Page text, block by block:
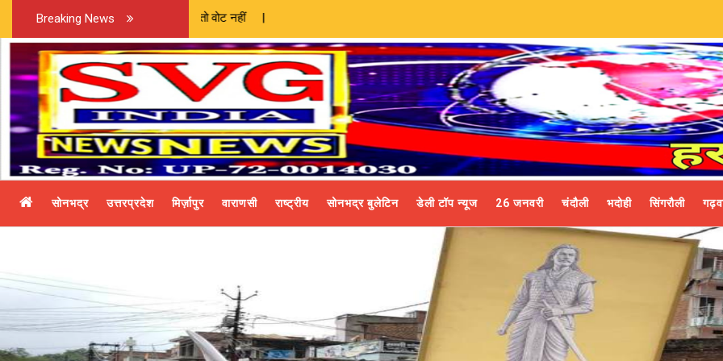
Breaking News
सोनभद्र उत्तरप्रदेश मिर्ज़ापुर वाराणसी राष्ट्रीय सोनभद्र बुलेटिन डेली टॉप न्यूज 26 जनवरी चंदौली भदोही सिंगरौली